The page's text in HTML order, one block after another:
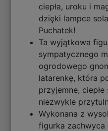
ciepła, uroku i
dzięki lampce
Puchatek!
Ta wyjątkowa
sympatycznego
ogrodowego
latarenkę, która
przyjemne,
niezwykle
Wykonana z
figurka zachwyca